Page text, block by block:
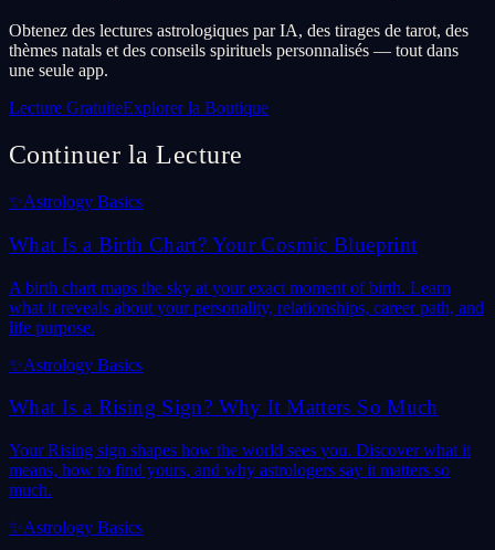
Obtenez des lectures astrologiques par IA, des tirages de tarot, des
thèmes natals et des conseils spirituels personnalisés — tout dans
une seule app.
Lecture GratuiteExplorer la Boutique
Continuer la Lecture
✨Astrology Basics
What Is a Birth Chart? Your Cosmic Blueprint
A birth chart maps the sky at your exact moment of birth. Learn
what it reveals about your personality, relationships, career path, and
life purpose.
✨Astrology Basics
What Is a Rising Sign? Why It Matters So Much
Your Rising sign shapes how the world sees you. Discover what it
means, how to find yours, and why astrologers say it matters so
much.
✨Astrology Basics